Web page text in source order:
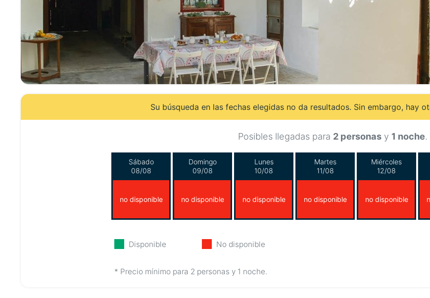
Su búsqueda en las fechas elegidas no da resultados. Sin embargo, hay
Posibles llegadas para 2 personasy 1 noche.
Sábado
08/08
no disponible
Domingo
09/08
no disponible
Lunes
10/08
no disponible
Martes
11/08
no disponible
Miércoles
12/08
no disponible
Disponible No disponible
* Precio mínimo para 2 personas y 1 noche.